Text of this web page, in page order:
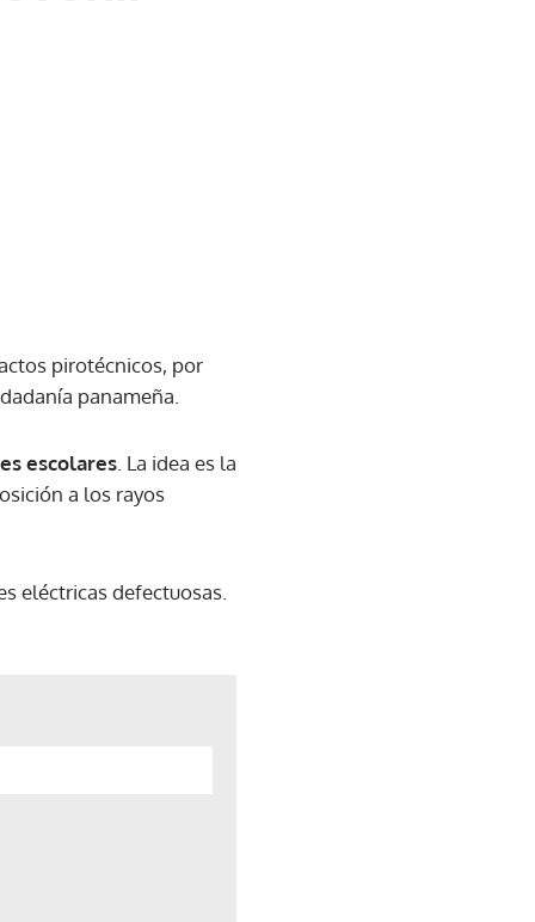
pirotécnicos, por
panameña.
escolares . La idea es la
a los rayos
eléctricas defectuosas.